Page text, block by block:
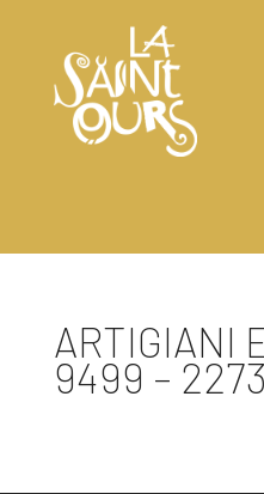
ARTIGIANI
9499 –